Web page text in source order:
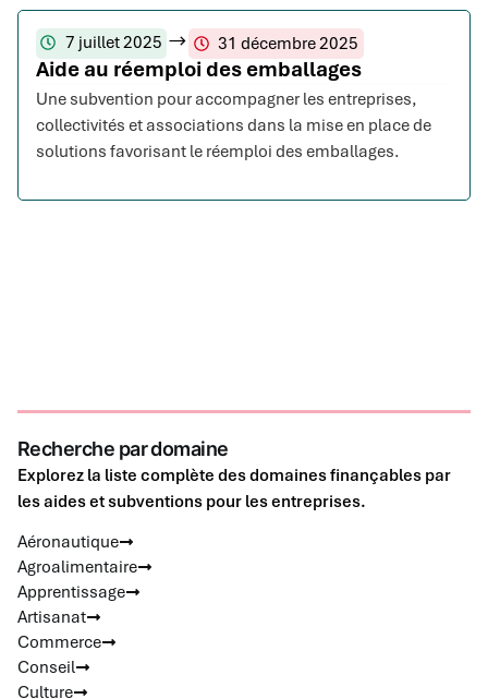
7 juillet 2025 31 décembre 2025
Aide au réemploi des emballages
Une subvention pour accompagner les entreprises,
collectivités et associations dans la mise en place de
solutions favorisant le réemploi des emballages.
Recherche par domaine
Explorez la liste complète des domaines finançables par
les aides et subventions pour les entreprises.
Aéronautique
Agroalimentaire
Apprentissage
Artisanat
Commerce
Conseil
Culture